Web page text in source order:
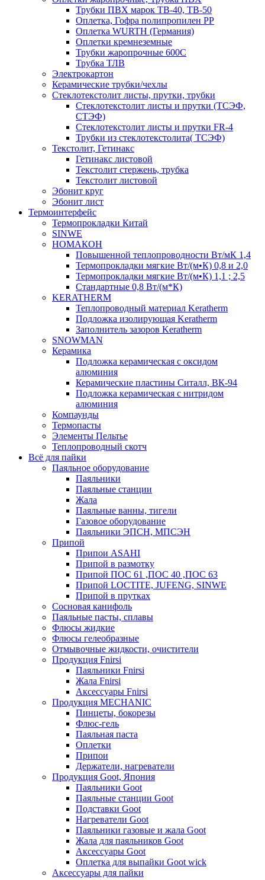
Трубки ПВХ марок ТВ-40, ТВ-50
Оплетка, Гофра полипропилен PP
Оплетка WURTH (Германия)
Оплетки кремнеземные
Трубки жаропрочные 600С
Трубка ТЛВ
Электрокартон
Керамические трубки/чехлы
Cтеклотекстолит листы, прутки, трубки
Стеклотекстолит листы и прутки (ТСЭФ,
СТЭФ)
Стеклотекстолит листы и прутки FR-4
Трубки из стеклотекстолита( ТСЭФ)
Текстолит, Гетинакс
Гетинакс листовой
Текстолит стержень, трубка
Текстолит листовой
Эбонит круг
Эбонит лист
Термоинтерфейс
Термопрокладки Китай
SINWE
НОМАКОН
Повышенной теплопроводности Вт/мК 1,4
Термопрокладки мягкие Вт/(м•К) 0,8 и 2,0
Термопрокладки мягкие Вт/(м•К) 1,1 ; 2,5
Стандартные 0,8 Вт/(м*К)
KERATHERM
Теплопроводный материал Keratherm
Подложка изолирующая Keratherm
Заполнитель зазоров Keratherm
SNOWMAN
Керамика
Подложка керамическая с оксидом
алюминия
Керамические пластины Ситалл, ВК-94
Подложка керамическая с нитридом
алюминия
Компаунды
Термопасты
Элементы Пельтье
Теплопроводный скотч
Всё для пайки
Паяльное оборудование
Паяльники
Паяльные станции
Жала
Паяльные ванны, тигели
Газовое оборудование
Паяльники ЭПСН, МПСЭН
Припой
Припои ASAHI
Припой в размотку
Припой ПОС 61 ,ПОС 40 ,ПОС 63
Припой LOCTITE, JUFENG, SINWE
Припой в прутках
Сосновая канифоль
Паяльные пасты, сплавы
Флюсы жидкие
Флюсы гелеобразные
Отмывочные жидкости, очистители
Продукция Fnirsi
Паяльники Fnirsi
Жала Fnirsi
Аксессуары Fnirsi
Продукция MECHANIC
Пинцеты, бокорезы
Флюс-гель
Паяльная паста
Оплетки
Припои
Держатели, нагреватели
Продукция Goot, Япония
Паяльники Goot
Паяльные станции Goot
Подставки Goot
Нагреватели Goot
Паяльники газовые и жала Goot
Жала для паяльников Goot
Аксессуары Goot
Оплетка для выпайки Goot wick
Аксессуары для пайки